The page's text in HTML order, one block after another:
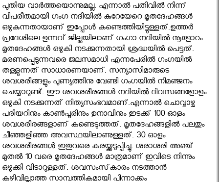
പുതിയ വാർത്തയൊന്നുമല്ല. എന്നാല്‍ പതിവില്‍ നിന്ന്
വിപരീതമായി ഗംഗ നദിയിൽ കുറേയേറെ മൃതദേഹങ്ങള്‍
ഒഴുകുന്നതായാണ് ഇപ്പോൾ കണ്ടെത്തിയിട്ടുള്ളത്.ഉത്തര്‍
പ്രദേശിലെ ഉന്നവ് ജില്ലയിലാണ് ഗംഗാ നദിയില്‍ നൂളോറം
മൃതദേഹങ്ങള്‍ ഒഴുകി നടക്കുന്നതായി ശ്രദ്ധയില്‍ പെട്ടത്.
മരണപ്പെടുന്നവരെ ജലസമാധി എന്നപേരില്‍ ഗംഗയില്‍
തള്ളുന്നത് സാധാരണയാണ്. സന്യാസിമാരുടെ
ശവശരീങ്ങളും പുണ്യത്തിനു വേണ്ടി ഗംഗയില്‍ നിമഞ്ജനം
ചെയ്യാറുണ്ട്. ഈ ശവശരീരങ്ങള്‍ നദിയിൽ ദിവസങ്ങളോളം
ഒഴുകി നടക്കുന്നത് നിത്യസംഭവമാണ്.എന്നാൽ ചൊവ്വാഴ്ച
പരിയറിനും കാണ്‍പൂരിനും ഉനാവിനും ഇടക്ക് 100 ഓളം
ശവശരീരങ്ങളാണ് കണ്ടെടുത്തത്. മൃതദേഹങ്ങളില്‍ പലതും
ചീഞ്ഞളിഞ്ഞ അവസ്ഥയിലാണുള്ളത്. 30 ഓളം
ശവശരീരങ്ങൾ ഇതുവരെ കരയ്ക്കടുപ്പിച്ചു. ശരാശരി അഞ്ച്
മുതല്‍ 10 വരെ മൃതദേഹങ്ങള്‍ മാത്രമാണ് ഇവിടെ നിന്നും
ഒഴുക്കി വിടാറുള്ളത്. ശവസംസ്‌കാരം നടത്താന്‍